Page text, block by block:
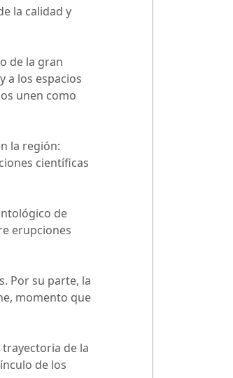
la calidad y
de la gran
a los espacios
unen como
la región:
científicas
de
erupciones
Por su parte, la
momento que
trayectoria de la
de los